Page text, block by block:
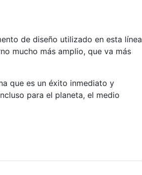
de diseño utilizado en esta línea
mucho más amplio, que va más
que es un éxito inmediato y
para el planeta, el medio